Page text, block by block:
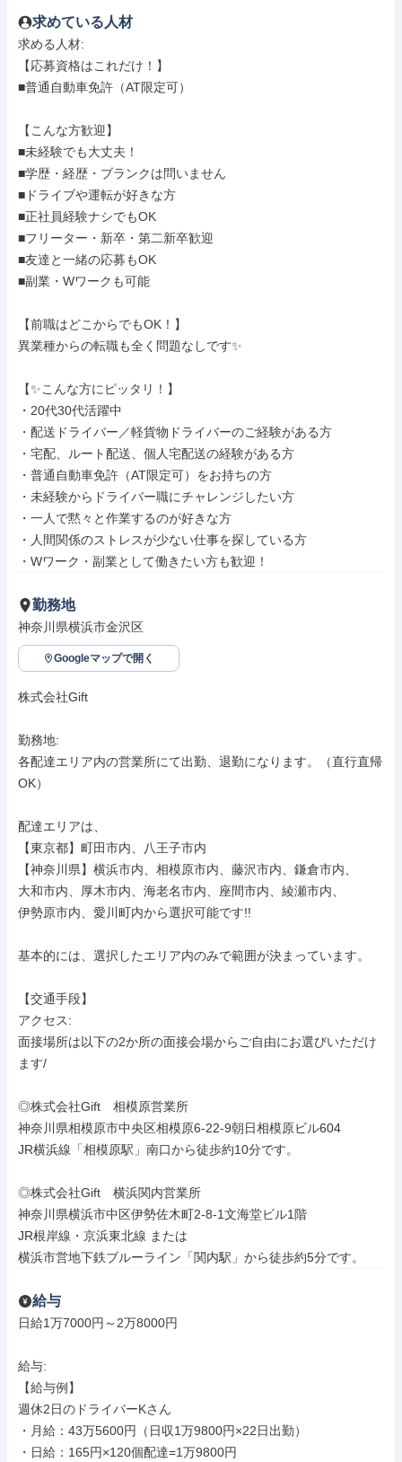
求めている人材
求める人材:
【応募資格はこれだけ！】
■普通自動車免許（AT限定可）
【こんな方歓迎】
■未経験でも大丈夫！
■学歴・経歴・ブランクは問いません
■ドライブや運転が好きな方
■正社員経験ナシでもOK
■フリーター・新卒・第二新卒歓迎
■友達と一緒の応募もOK
■副業・Wワークも可能
【前職はどこからでもOK！】
異業種からの転職も全く問題なしです✨
【✨こんな方にピッタリ！】
・20代30代活躍中
・配送ドライバー／軽貨物ドライバーのご経験がある方
・宅配、ルート配送、個人宅配送の経験がある方
・普通自動車免許（AT限定可）をお持ちの方
・未経験からドライバー職にチャレンジしたい方
・一人で黙々と作業するのが好きな方
・人間関係のストレスが少ない仕事を探している方
・Wワーク・副業として働きたい方も歓迎！
勤務地
神奈川県横浜市金沢区
Googleマップで開く
株式会社Gift
勤務地:
各配達エリア内の営業所にて出勤、退勤になります。（直行直帰
OK）
配達エリアは、
【東京都】町田市内、八王子市内
【神奈川県】横浜市内、相模原市内、藤沢市内、鎌倉市内、
大和市内、厚木市内、海老名市内、座間市内、綾瀬市内、
伊勢原市内、愛川町内から選択可能です!!
基本的には、選択したエリア内のみで範囲が決まっています。
【交通手段】
アクセス:
面接場所は以下の2か所の面接会場からご自由にお選びいただけ
ます/
◎株式会社Gift　相模原営業所
神奈川県相模原市中央区相模原6-22-9朝日相模原ビル604
JR横浜線「相模原駅」南口から徒歩約10分です。
◎株式会社Gift　横浜関内営業所
神奈川県横浜市中区伊勢佐木町2-8-1文海堂ビル1階
JR根岸線・京浜東北線 または
横浜市営地下鉄ブルーライン「関内駅」から徒歩約5分です。
給与
日給1万7000円～2万8000円
給与:
【給与例】
週休2日のドライバーKさん
・月給：43万5600円（日収1万9800円×22日出勤）
・日給：165円×120個配達=1万9800円